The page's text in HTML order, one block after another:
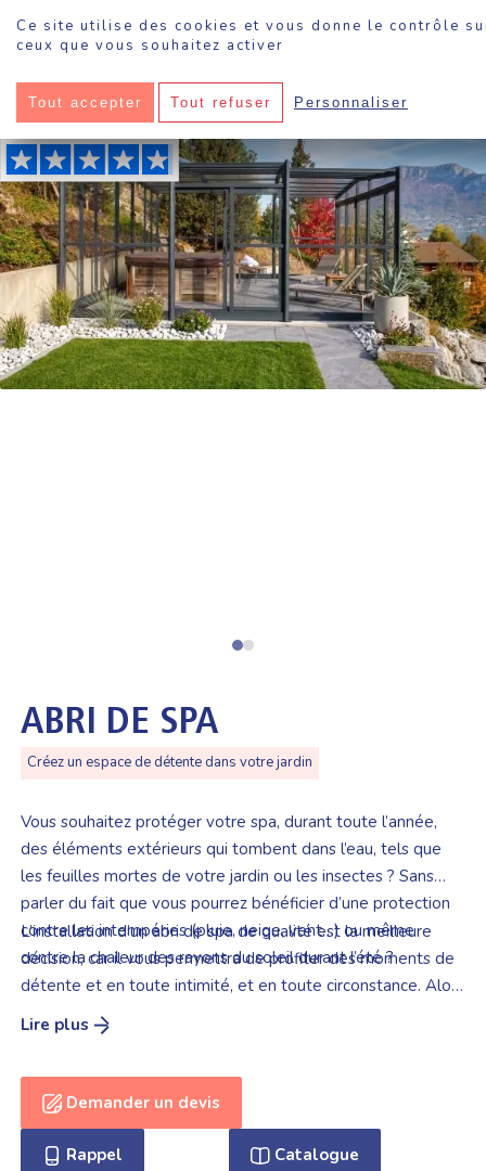
Ce site utilise des cookies et vous donne le contrôle
ceux que vous souhaitez activer
Tout accepter Tout refuser Personnaliser
ABRI DE SPA
Créez un espace de détente dans votre jardin
Vous souhaitez protéger votre spa, durant toute l’année,
des éléments extérieurs qui tombent dans l’eau, tels que
les feuilles mortes de votre jardin ou les insectes ? Sans
parler du fait que vous pourrez bénéficier d’une protection
contre les intempéries (pluie, neige, vent…) ou même
contre la chaleur des rayons du soleil durant l’été ?
L’installation d’un abri de spa de qualité est la meilleure
décision, car il vous permettra de profiter des moments de
détente et en toute intimité, et en toute circonstance. Alors
demandez dès maintenant des informations et un devis
pour connaître le prix de notre gamme, afin de faire votre
Demander un devis
Rappel Catalogue